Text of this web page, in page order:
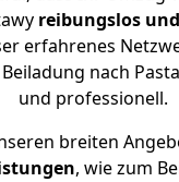
reibungslos
erfahrenes
nach
und professionell.
breiten
, wie zum